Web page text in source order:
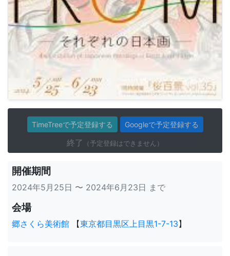
TimeTreeで予定登録する Googleで予定登録する
終了 （予定登録はできません）
開催期間
2024年5月25日 〜 2024年6月23日 まで
会場
郷さくら美術館 【東京都目黒区上目黒1-7-13】